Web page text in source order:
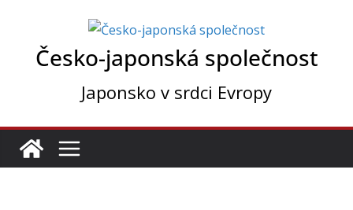
Česko-japonská společnost
Japonsko v srdci Evropy